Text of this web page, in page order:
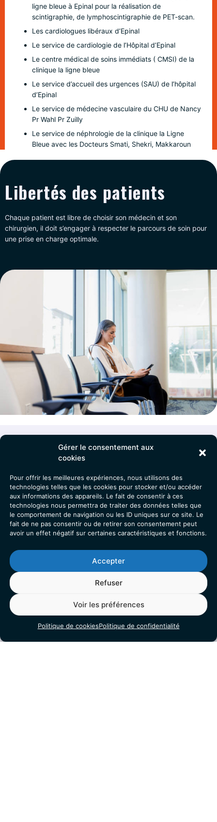
Gérer le consentement aux
cookies
Pour offrir les meilleures expériences, nous utilisons des
technologies telles que les cookies pour stocker et/ou accéder
aux informations des appareils. Le fait de consentir à ces
technologies nous permettra de traiter des données telles que
le comportement de navigation ou les ID uniques sur ce site. Le
fait de ne pas consentir ou de retirer son consentement peut
avoir un effet négatif sur certaines caractéristiques et fonctions.
Accepter
Refuser
Voir les préférences
Politique de cookiesPolitique de confidentialité
ligne bleue à Epinal pour la réalisation de
scintigraphie, de lymphoscintigraphie de PET-scan.
Les cardiologues libéraux d’Epinal
Le service de cardiologie de l’Hôpital d’Epinal
Le centre médical de soins immédiats ( CMSI) de la
clinique la ligne bleue
Le service d’accueil des urgences (SAU) de l’hôpital
d’Epinal
Le service de médecine vasculaire du CHU de Nancy
Pr Wahl Pr Zuilly
Le service de néphrologie de la clinique la Ligne
Bleue avec les Docteurs Smati, Shekri, Makkaroun
Libertés des patients
Chaque patient est libre de choisir son médecin et son
chirurgien, il doit s’engager à respecter le parcours de soin pour
une prise en charge optimale.
Nous Contacter
Adresse :
Clinique Ligne Bleue, Bâtiment ARC EN CIEL, RDC,
11 Av. du Rose Poirier, 88000 Épinal
Téléphone : 06 48 88 80 00